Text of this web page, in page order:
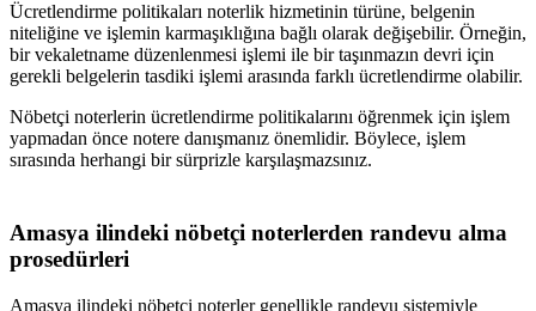
Ücretlendirme politikaları noterlik hizmetinin türüne, belgenin
niteliğine ve işlemin karmaşıklığına bağlı olarak değişebilir. Örneğin,
bir vekaletname düzenlenmesi işlemi ile bir taşınmazın devri için
gerekli belgelerin tasdiki işlemi arasında farklı ücretlendirme olabilir.
Nöbetçi noterlerin ücretlendirme politikalarını öğrenmek için işlem
yapmadan önce notere danışmanız önemlidir. Böylece, işlem
sırasında herhangi bir sürprizle karşılaşmazsınız.
Amasya ilindeki nöbetçi noterlerden randevu alma
prosedürleri
Amasya ilindeki nöbetçi noterler genellikle randevu sistemiyle